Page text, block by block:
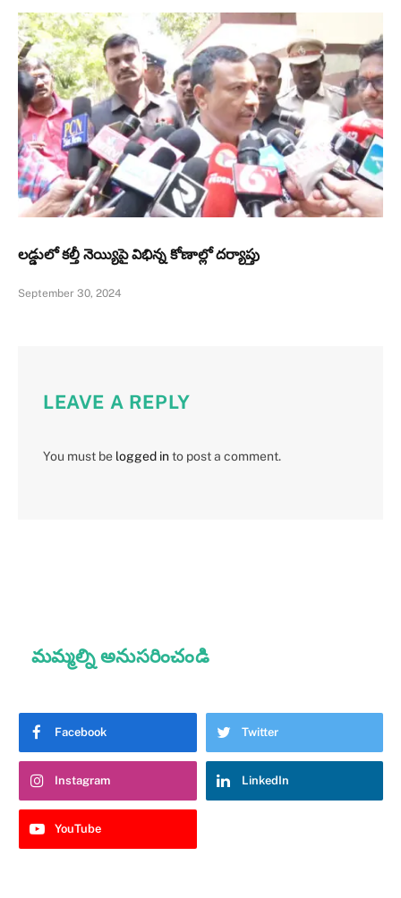
లడ్డులో కల్తీ నెయ్యిపై విభిన్న కోణాల్లో దర్యాప్తు
September 30, 2024
LEAVE A REPLY
You must be logged into post a comment.
మమ్మల్ని అనుసరించండి
Facebook Twitter
Instagram LinkedIn
YouTube